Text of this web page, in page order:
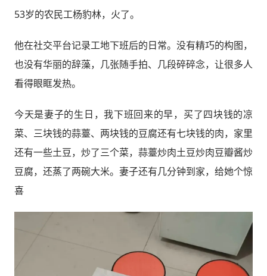
53岁的农民工杨豹林，火了。
他在社交平台记录工地下班后的日常。没有精巧的构图，
也没有华丽的辞藻，几张随手拍、几段碎碎念，让很多人
看得眼眶发热。
今天是妻子的生日，我下班回来的早，买了四块钱的凉
菜、三块钱的蒜薹、两块钱的豆腐还有七块钱的肉，家里
还有一些土豆，炒了三个菜，蒜薹炒肉土豆炒肉豆瓣酱炒
豆腐，还蒸了两碗大米。妻子还有几分钟到家，给她个惊
喜